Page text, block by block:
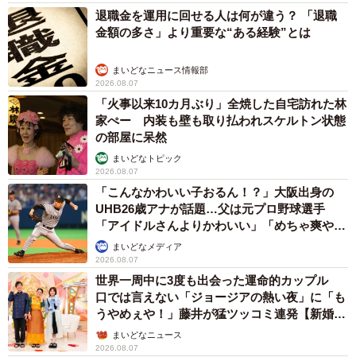
退職金を運用に回せる人は何が違う？ 「退職
金額の多さ」より重要な“ある経験”とは
まいどなニュース情報部
2026.08.07
「火事以来10カ月ぶり」全焼した自宅訪れた林
家ぺー 内装も壁も取り払われスケルトン状態
の部屋に呆然
まいどなトピック
2026.08.07
「こんなかわいい子おるん！？」大阪出身の
UHB26歳アナが話題…父は元プロ野球選手
「アイドルさんよりかわいい」「めちゃ爽や
か」まいどなメディア
2026.08.07
世界一周中に3度も出会った運命的カップル
口では言えない「ジョージアの熱い夜」に「も
うやめぇや！」藤井が猛ツッコミ連発【新婚さ
ん】まいどなニュース
2026.08.07